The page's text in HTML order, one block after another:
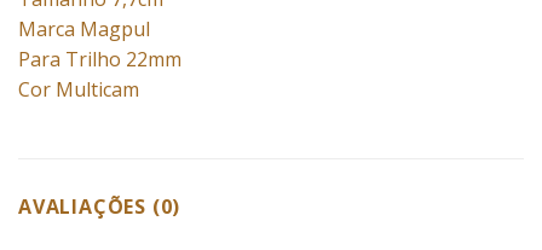
Marca Magpul
Para Trilho 22mm
Cor Multicam
AVALIAÇÕES (0)